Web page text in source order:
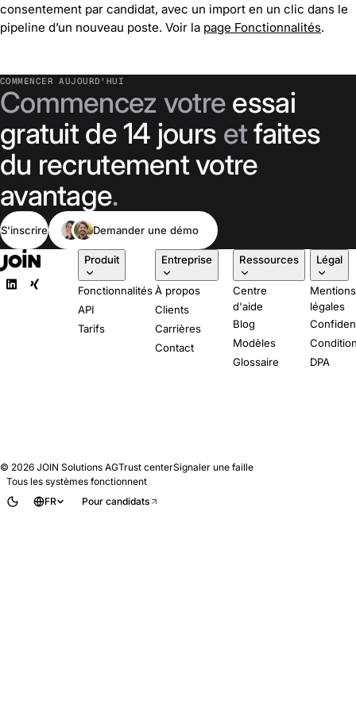
consentement par candidat, avec un import en un clic dans le
pipeline d’un nouveau poste. Voir la page Fonctionnalités.
COMMENCER AUJOURD'HUI
Commencez votre essai
gratuit de 14 jours etfaites
du recrutement votre
avantage.
S'inscrire Demander une démo
Produit
Fonctionnalités
API
Tarifs
Entreprise
À propos
Clients
Carrières
Contact
Ressources
Centre
d'aide
Blog
Modèles
Glossaire
Légal
Mentions
légales
DPA
© 2026 JOIN Solutions AGTrust centerSignaler une faille
Tous les systèmes fonctionnent
FR
Pour candidats